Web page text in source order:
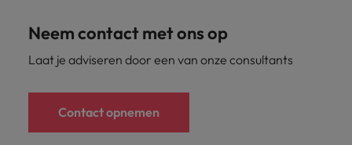
Neem contact met ons op
Laat je adviseren door een van onze consultants
Contact opnemen